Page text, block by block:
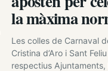
la màxima
situació
Les colles de Carnaval
Cristina d’Aro i Sant
respectius